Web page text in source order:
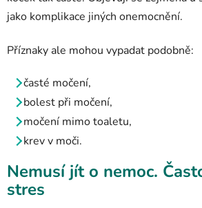
jako komplikace jiných onemocnění.
Příznaky ale mohou vypadat podobně:
časté močení,
bolest při močení,
močení mimo toaletu,
krev v moči.
Nemusí jít o nemoc.
stres